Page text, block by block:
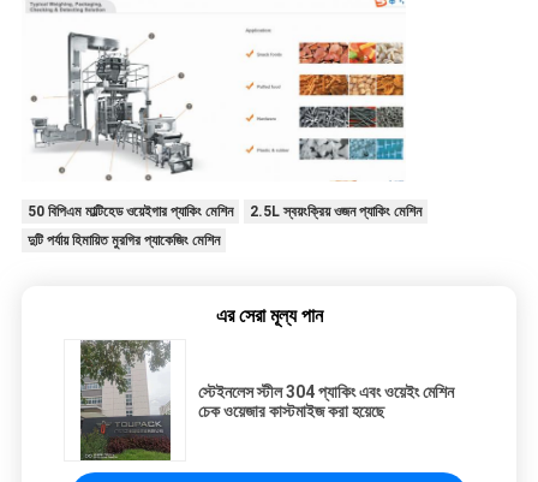
50 বিপিএম মাল্টিহেড ওয়েইগার প্যাকিং মেশিন
2.5L স্বয়ংক্রিয় ওজন প্যাকিং মেশিন
দুটি পর্যায় হিমায়িত মুরগির প্যাকেজিং মেশিন
এর সেরা মূল্য পান
স্টেইনলেস স্টীল 304 প্যাকিং এবং ওয়েইং মেশিন
চেক ওয়েজার কাস্টমাইজ করা হয়েছে